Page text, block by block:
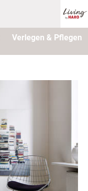
Verlegen & Pflegen